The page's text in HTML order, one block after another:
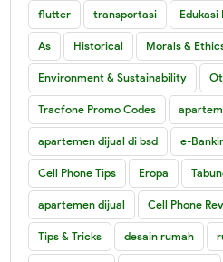
flutter transportasi Edukasi
As Historical Morals &
Environment & Sustainability
Tracfone Promo Codes
apartemen dijual di bsd e-
Cell Phone Tips Eropa
apartemen dijual Cell Phone
Tips & Tricks desain rumah